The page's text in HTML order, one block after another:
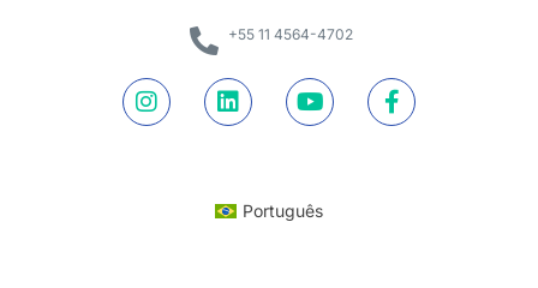
+55 11 4564-4702
Português